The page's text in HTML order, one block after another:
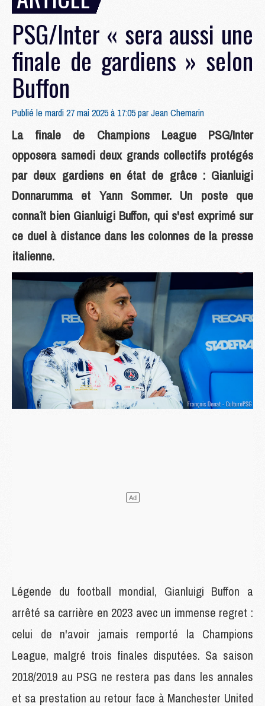
PSG/Inter « sera aussi une
finale de gardiens » selon
Buffon
Publié le mardi 27 mai 2025 à 17:05 parJean Chemarin
La finale de Champions League PSG/Inter
opposera samedi deux grands collectifs protégés
par deux gardiens en état de grâce : Gianluigi
Donnarumma et Yann Sommer. Un poste que
connaît bien Gianluigi Buffon, qui s'est exprimé sur
ce duel à distance dans les colonnes de la presse
italienne.
Légende du football mondial, Gianluigi Buffon a
arrêté sa carrière en 2023 avec un immense regret :
celui de n'avoir jamais remporté la Champions
League, malgré trois finales disputées. Sa saison
2018/2019 au PSG ne restera pas dans les annales
et sa prestation au retour face à Manchester United